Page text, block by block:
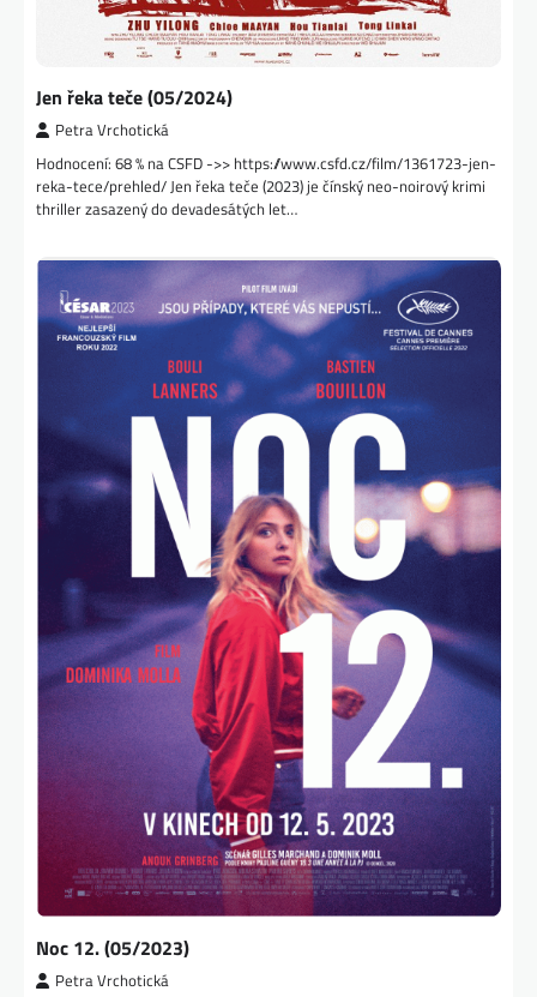
Jen řeka teče (05/2024)
Petra Vrchotická
Hodnocení: 68 % na CSFD ->> https://www.csfd.cz/film/1361723-jen-
reka-tece/prehled/ Jen řeka teče (2023) je čínský neo-noirový krimi
thriller zasazený do devadesátých let…
Noc 12. (05/2023)
Petra Vrchotická